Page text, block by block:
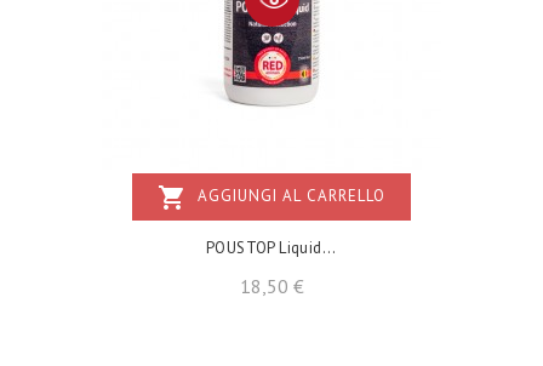
shopping_cart AGGIUNGI AL CARRELLO
POUSTOP Liquid...
18,50 €Prezzo